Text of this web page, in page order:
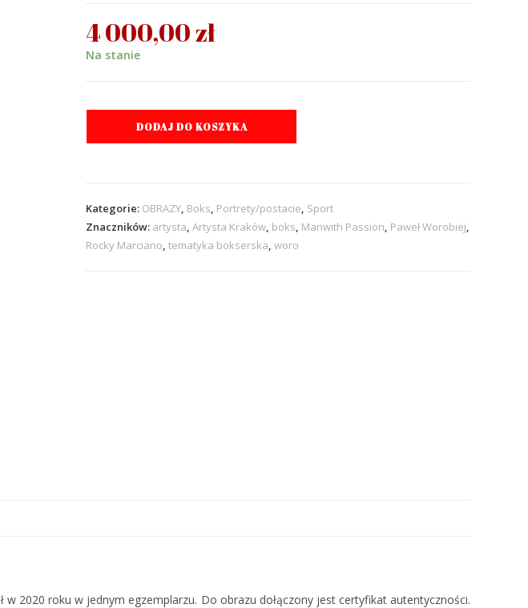
4 000,00zł
Na stanie
DODAJ DO KOSZYKA
Kategorie: OBRAZY, Boks, Portrety/postacie, Sport
Znaczników: artysta, Artysta Kraków, boks, Manwith Passion, Paweł Worobiej,
Rocky Marciano, tematyka bokserska, woro
w 2020 roku w jednym egzemplarzu. Do obrazu dołączony jest certyfikat autentyczności.